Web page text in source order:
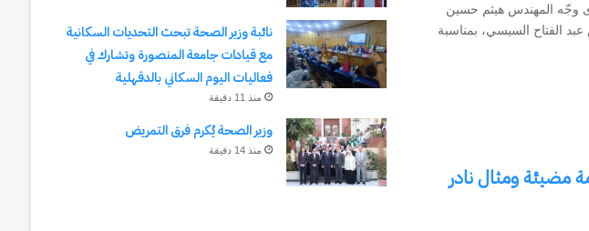
وجّه المهندس هيثم حسين
الفتاح السيسي، بمناسبة
مضيئة ومثال نادر
نائبة وزير الصحة تبحث التحديات السكانية
مع قيادات جامعة المنصورة وتشارك في
فعاليات اليوم السكاني بالدقهلية
منذ 11 دقيقة
وزير الصحة يُكرم فرق التمريض
منذ 14 دقيقة